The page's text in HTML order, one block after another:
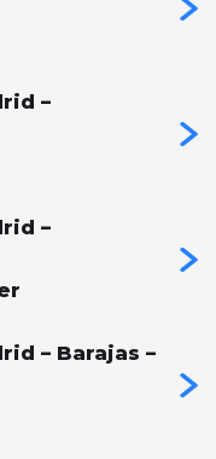
–
–
– Barajas –